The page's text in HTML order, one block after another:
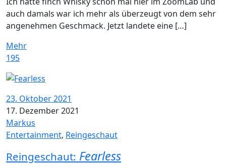
auch damals war ich mehr als überzeugt von dem sehr
angenehmen Geschmack. Jetzt landete eine […]
Mehr
195
23. Oktober 2021
17. Dezember 2021
Markus
Entertainment, Reingeschaut
Reingeschaut: Fearless